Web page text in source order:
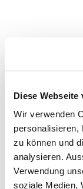
Diese Webseite
Wir verwenden
personalisieren,
zu können und
analysieren.
Verwendung
soziale Medien,
Spannung in
aufzubauen
unpassend
von der
durch den Text